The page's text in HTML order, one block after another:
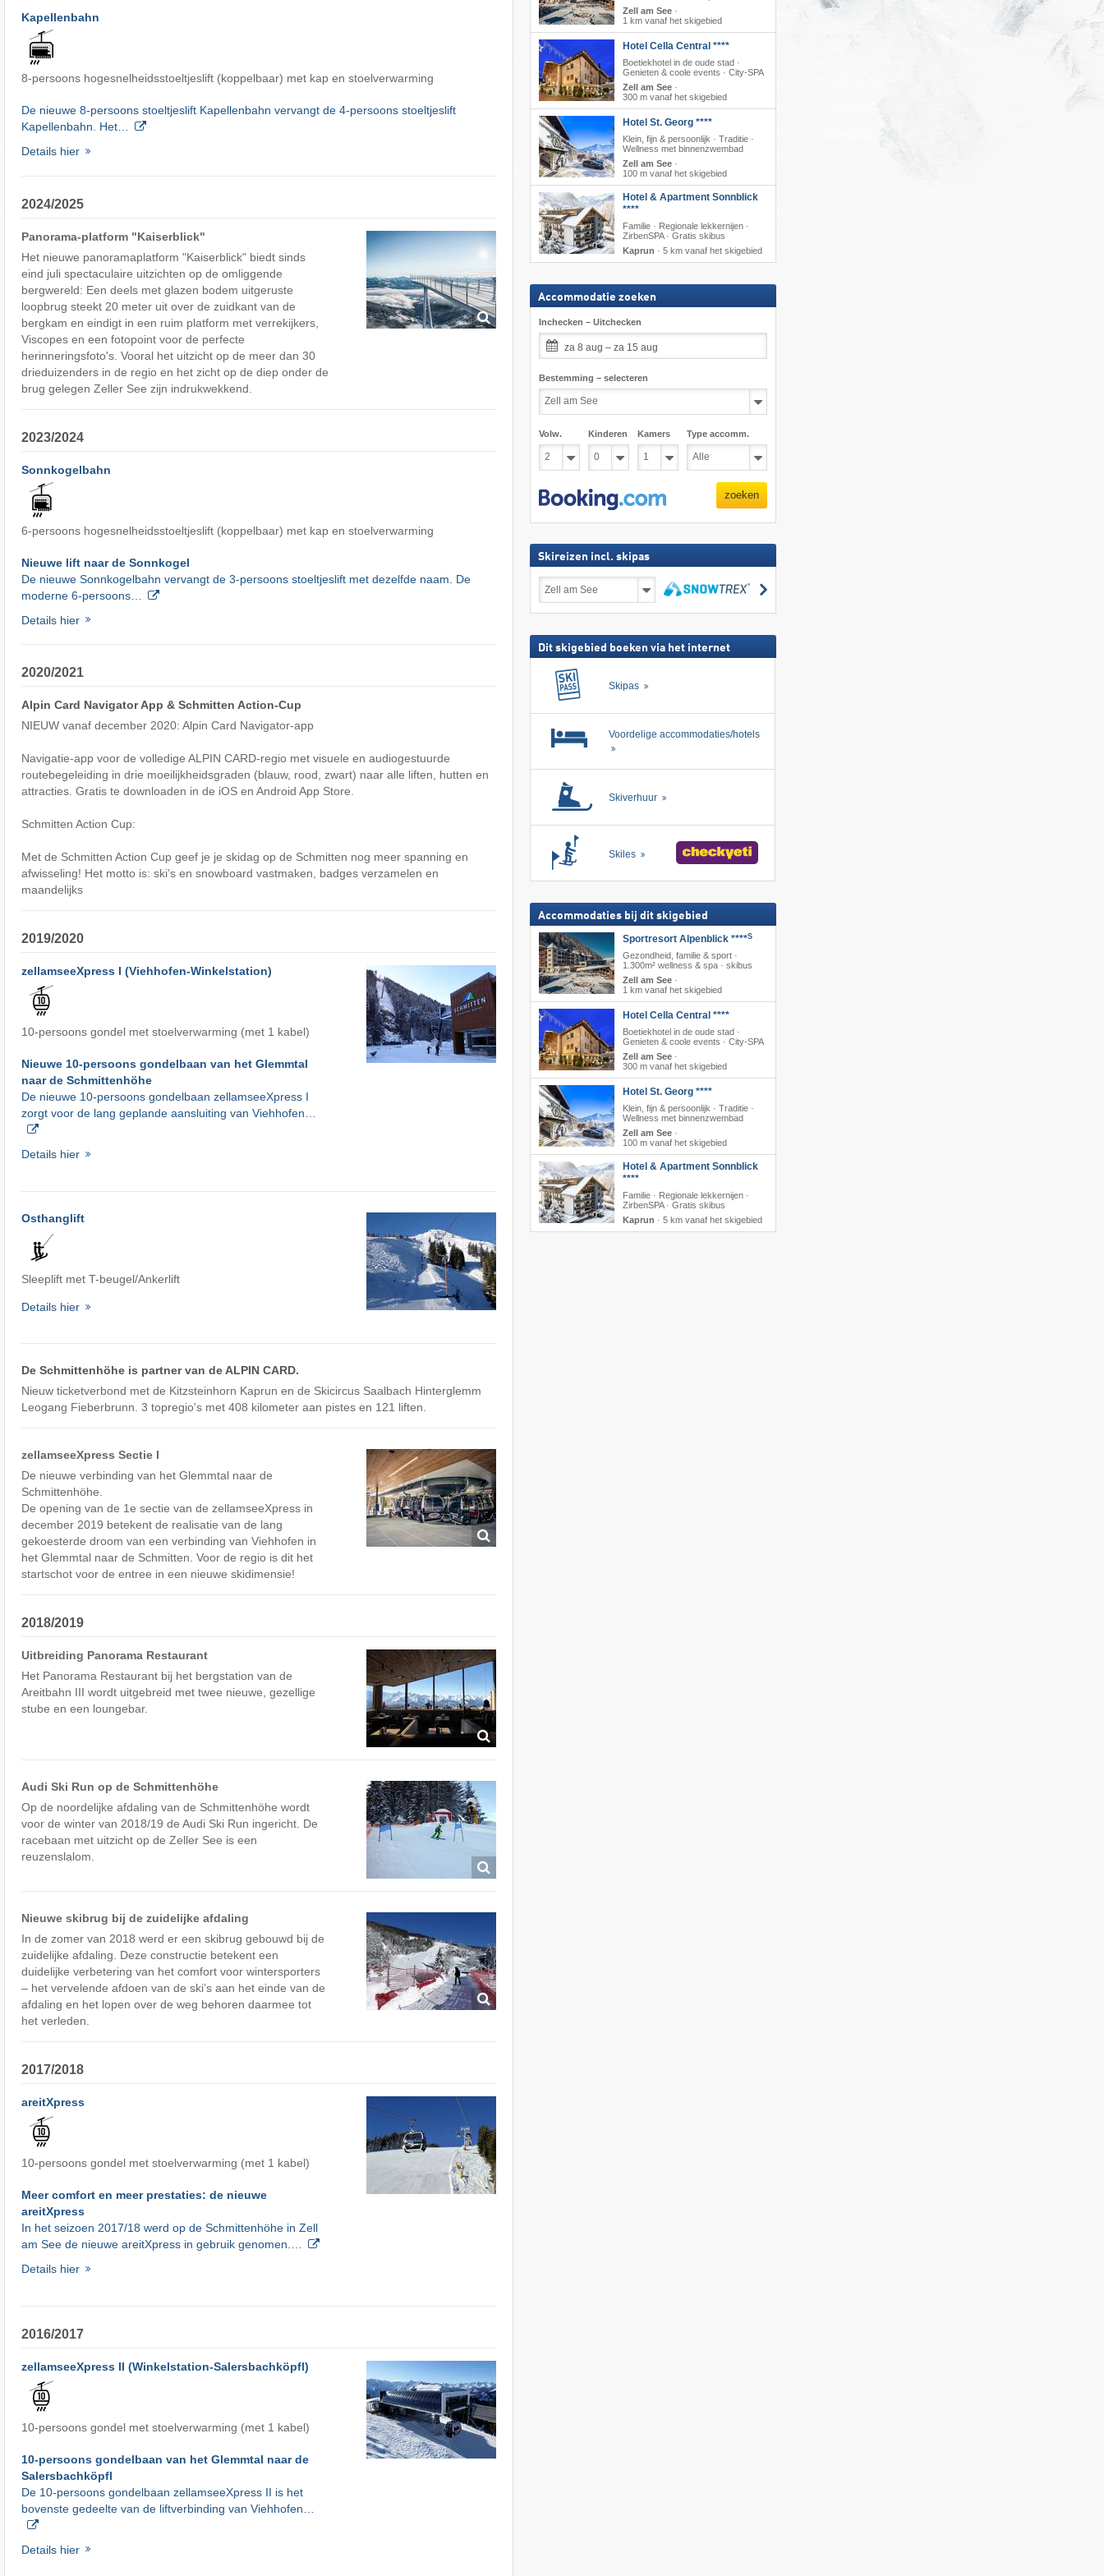
Kapellenbahn
8-persoons hogesnelheidsstoeltjeslift (koppelbaar) met kap en stoelverwarming
De nieuwe 8-persoons stoeltjeslift Kapellenbahn vervangt de 4-persoons stoeltjeslift
Kapellenbahn. Het…
Details hier
2024/2025
Panorama-platform "Kaiserblick"
Het nieuwe panoramaplatform "Kaiserblick" biedt sinds
eind juli spectaculaire uitzichten op de omliggende
bergwereld: Een deels met glazen bodem uitgeruste
loopbrug steekt 20 meter uit over de zuidkant van de
bergkam en eindigt in een ruim platform met verrekijkers,
Viscopes en een fotopoint voor de perfecte
herinneringsfoto's. Vooral het uitzicht op de meer dan 30
drieduizenders in de regio en het zicht op de diep onder de
brug gelegen Zeller See zijn indrukwekkend.
2023/2024
Sonnkogelbahn
6-persoons hogesnelheidsstoeltjeslift (koppelbaar) met kap en stoelverwarming
Nieuwe lift naar de Sonnkogel
De nieuwe Sonnkogelbahn vervangt de 3-persoons stoeltjeslift met dezelfde naam. De
moderne 6-persoons…
Details hier
2020/2021
Alpin Card Navigator App & Schmitten Action-Cup
NIEUW vanaf december 2020: Alpin Card Navigator-app
Navigatie-app voor de volledige ALPIN CARD-regio met visuele en audiogestuurde
routebegeleiding in drie moeilijkheidsgraden (blauw, rood, zwart) naar alle liften, hutten en
attracties. Gratis te downloaden in de iOS en Android App Store.
Schmitten Action Cup:
Met de Schmitten Action Cup geef je je skidag op de Schmitten nog meer spanning en
afwisseling! Het motto is: ski’s en snowboard vastmaken, badges verzamelen en
maandelijks
2019/2020
zellamseeXpress I (Viehhofen-Winkelstation)
10-persoons gondel met stoelverwarming (met 1 kabel)
Nieuwe 10-persoons gondelbaan van het Glemmtal
naar de Schmittenhöhe
De nieuwe 10-persoons gondelbaan zellamseeXpress I
zorgt voor de lang geplande aansluiting van Viehhofen…
Details hier
Osthanglift
Sleeplift met T-beugel/Ankerlift
Details hier
De Schmittenhöhe is partner van de ALPIN CARD.
Nieuw ticketverbond met de Kitzsteinhorn Kaprun en de Skicircus Saalbach Hinterglemm
Leogang Fieberbrunn. 3 topregio's met 408 kilometer aan pistes en 121 liften.
zellamseeXpress Sectie I
De nieuwe verbinding van het Glemmtal naar de
Schmittenhöhe.
De opening van de 1e sectie van de zellamseeXpress in
december 2019 betekent de realisatie van de lang
gekoesterde droom van een verbinding van Viehhofen in
het Glemmtal naar de Schmitten. Voor de regio is dit het
startschot voor de entree in een nieuwe skidimensie!
2018/2019
Uitbreiding Panorama Restaurant
Het Panorama Restaurant bij het bergstation van de
Areitbahn III wordt uitgebreid met twee nieuwe, gezellige
stube en een loungebar.
Audi Ski Run op de Schmittenhöhe
Op de noordelijke afdaling van de Schmittenhöhe wordt
voor de winter van 2018/19 de Audi Ski Run ingericht. De
racebaan met uitzicht op de Zeller See is een
reuzenslalom.
Nieuwe skibrug bij de zuidelijke afdaling
In de zomer van 2018 werd er een skibrug gebouwd bij de
zuidelijke afdaling. Deze constructie betekent een
duidelijke verbetering van het comfort voor wintersporters
– het vervelende afdoen van de ski’s aan het einde van de
afdaling en het lopen over de weg behoren daarmee tot
het verleden.
2017/2018
areitXpress
10-persoons gondel met stoelverwarming (met 1 kabel)
Meer comfort en meer prestaties: de nieuwe
areitXpress
In het seizoen 2017/18 werd op de Schmittenhöhe in Zell
am See de nieuwe areitXpress in gebruik genomen.…
Details hier
2016/2017
zellamseeXpress II (Winkelstation-Salersbachköpfl)
10-persoons gondel met stoelverwarming (met 1 kabel)
10-persoons gondelbaan van het Glemmtal naar de
Salersbachköpfl
De 10-persoons gondelbaan zellamseeXpress II is het
bovenste gedeelte van de liftverbinding van Viehhofen…
Details hier
Zell am See ·
1 km vanaf het skigebied
Hotel Cella Central ****
Boetiekhotel in de oude stad ·
Genieten & coole events · City-SPA
Zell am See·
300 m vanaf het skigebied
Hotel St. Georg ****
Klein, fijn & persoonlijk · Traditie ·
Wellness met binnenzwembad
Zell am See·
100 m vanaf het skigebied
Hotel & Apartment Sonnblick
****
Familie · Regionale lekkernijen ·
ZirbenSPA · Gratis skibus
Kaprun · 5 km vanaf het skigebied
Accommodatie zoeken
Inchecken – Uitchecken
za 8 aug – za 15 aug
Bestemming – selecteren
Volw. Kinderen Kamers Type accomm.
zoeken
Skireizen incl. skipas
incl.
zoeken
Dit skigebied boeken via het internet
Skipas
Voordelige accommodaties/hotels
Skiverhuur
Skiles
Accommodaties bij dit skigebied
Sportresort Alpenblick ****S
Gezondheid, familie & sport ·
1.300m² wellness & spa · skibus
Zell am See ·
1 km vanaf het skigebied
Hotel Cella Central ****
Boetiekhotel in de oude stad ·
Genieten & coole events · City-SPA
Zell am See·
300 m vanaf het skigebied
Hotel St. Georg ****
Klein, fijn & persoonlijk · Traditie ·
Wellness met binnenzwembad
Zell am See·
100 m vanaf het skigebied
Hotel & Apartment Sonnblick
****
Familie · Regionale lekkernijen ·
ZirbenSPA · Gratis skibus
Kaprun · 5 km vanaf het skigebied